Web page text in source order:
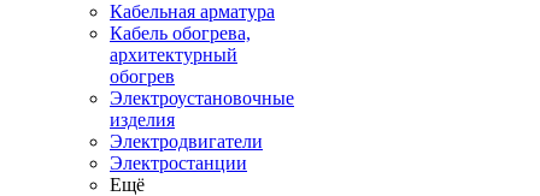
Кабельная арматура
Кабель обогрева,
архитектурный
обогрев
Электроустановочные
изделия
Электродвигатели
Электростанции
Ещё